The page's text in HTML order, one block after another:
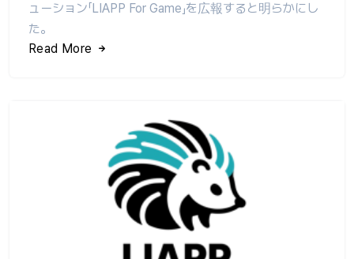
ューション「LIAPP For Game」を広報すると明らかにし
た。
Read More